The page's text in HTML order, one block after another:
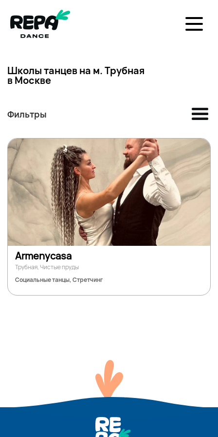
Школы танцев на м. Трубная
в Москве
Фильтры
Armenycasa
Трубная, Чистые пруды
Социальные танцы, Стретчинг